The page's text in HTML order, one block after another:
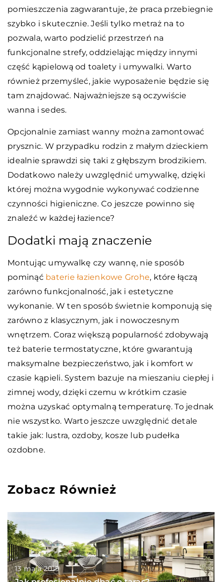
pomieszczenia zagwarantuje, że praca przebiegnie
szybko i skutecznie. Jeśli tylko metraż na to
pozwala, warto podzielić przestrzeń na
funkcjonalne strefy, oddzielając między innymi
część kąpielową od toalety i umywalki. Warto
również przemyśleć, jakie wyposażenie będzie się
tam znajdować. Najważniejsze są oczywiście
wanna i sedes.
Opcjonalnie zamiast wanny można zamontować
prysznic. W przypadku rodzin z małym dzieckiem
idealnie sprawdzi się taki z głębszym brodzikiem.
Dodatkowo należy uwzględnić umywalkę, dzięki
której można wygodnie wykonywać codzienne
czynności higieniczne. Co jeszcze powinno się
znaleźć w każdej łazience?
Dodatki mają znaczenie
Montując umywalkę czy wannę, nie sposób
pominąć baterie łazienkowe Grohe, które łączą
zarówno funkcjonalność, jak i estetyczne
wykonanie. W ten sposób świetnie komponują się
zarówno z klasycznym, jak i nowoczesnym
wnętrzem. Coraz większą popularność zdobywają
też baterie termostatyczne, które gwarantują
maksymalne bezpieczeństwo, jak i komfort w
czasie kąpieli. System bazuje na mieszaniu ciepłej i
zimnej wody, dzięki czemu w krótkim czasie
można uzyskać optymalną temperaturę. To jednak
nie wszystko. Warto jeszcze uwzględnić detale
takie jak: lustra, ozdoby, kosze lub pudełka
ozdobne.
Zobacz Również
13 maja 2019